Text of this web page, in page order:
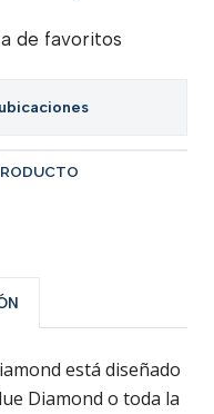
de favoritos
está diseñado
Diamond o toda la